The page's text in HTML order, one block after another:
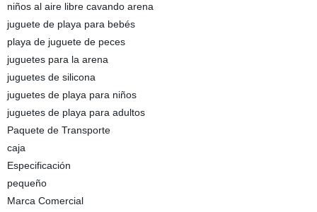
niños al aire libre cavando arena
juguete de playa para bebés
playa de juguete de peces
juguetes para la arena
juguetes de silicona
juguetes de playa para niños
juguetes de playa para adultos
Paquete de Transporte
caja
Especificación
pequeño
Marca Comercial